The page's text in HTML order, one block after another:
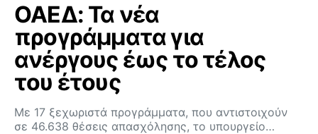
ΟΑΕΔ: Τα νέα
προγράμματα για
ανέργους έως το τέλος
του έτους
Με 17 ξεχωριστά προγράμματα, που αντιστοιχούν
σε 46.638 θέσεις απασχόλησης, το υπουργείο…